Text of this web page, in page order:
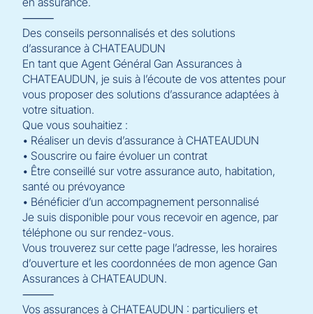
⸻
Des conseils personnalisés et des solutions
d’assurance à CHATEAUDUN
En tant que Agent Général Gan Assurances à
CHATEAUDUN, je suis à l’écoute de vos attentes pour
vous proposer des solutions d’assurance adaptées à
votre situation.
Que vous souhaitiez :
• Réaliser un devis d’assurance à CHATEAUDUN
• Souscrire ou faire évoluer un contrat
• Être conseillé sur votre assurance auto, habitation,
santé ou prévoyance
• Bénéficier d’un accompagnement personnalisé
Je suis disponible pour vous recevoir en agence, par
téléphone ou sur rendez-vous.
Vous trouverez sur cette page l’adresse, les horaires
d’ouverture et les coordonnées de mon agence Gan
Assurances à CHATEAUDUN.
⸻
Vos assurances à CHATEAUDUN : particuliers et